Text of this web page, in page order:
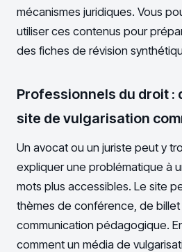
mécanismes juridiques. Vous
utiliser ces contenus pour
des fiches de révision
Professionnels du droit :
site de vulgarisation
Un avocat ou un juriste peut y
expliquer une problématique à
mots plus accessibles. Le site
thèmes de conférence, de
communication pédagogique.
comment un média de